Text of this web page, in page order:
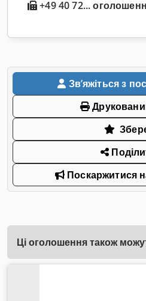
+49 40 72...
Звʼяжіться з
Поскаржитися
Ці оголошення також